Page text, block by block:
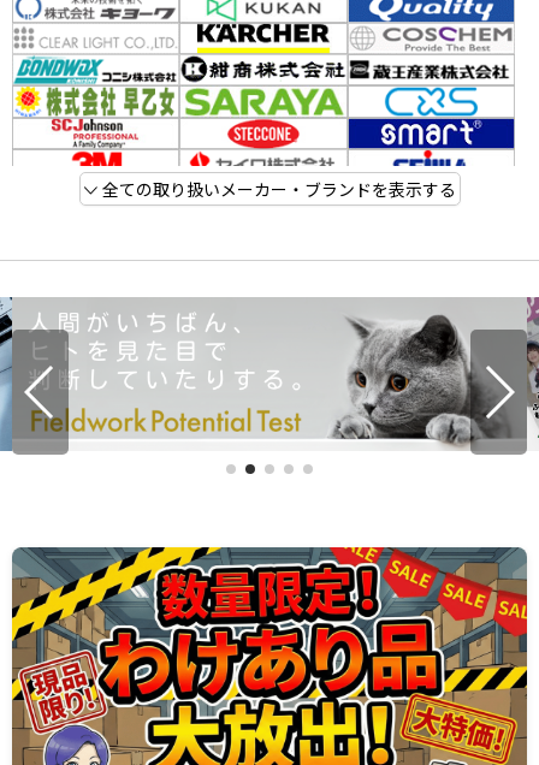
全ての取り扱いメーカー・ブランドを表示する
ペンギンワックスのバッテリーマシンをレーダーチャート
で性能比較